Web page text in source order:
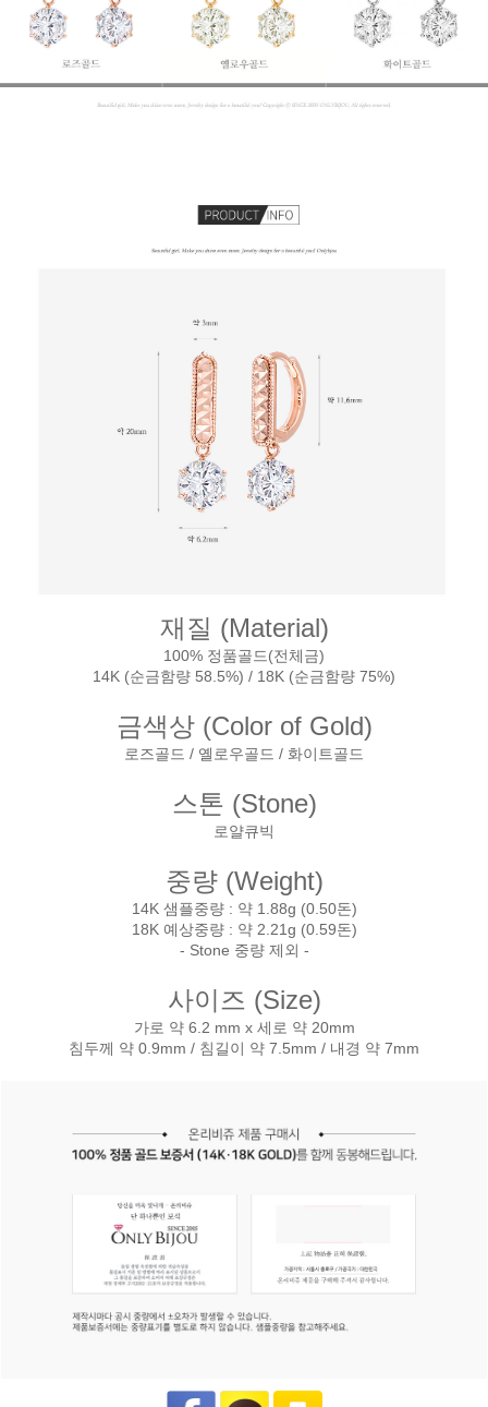
재질 (Material)
100% 정품골드(전체금)
14K (순금함량 58.5%) / 18K (순금함량 75%)
금색상 (Color of Gold)
로즈골드 / 옐로우골드 / 화이트골드
스톤 (Stone)
로얄큐빅
중량 (Weight)
14K 샘플중량 : 약 1.88g (0.50돈)
18K 예상중량 : 약 2.21g (0.59돈)
- Stone 중량 제외 -
사이즈 (Size)
가로 약 6.2 mm x 세로 약 20mm
침두께 약 0.9mm / 침길이 약 7.5mm / 내경 약 7mm